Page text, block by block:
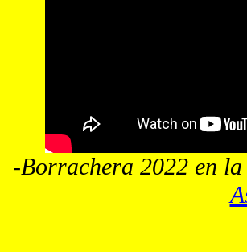
-Borrachera 2022 en